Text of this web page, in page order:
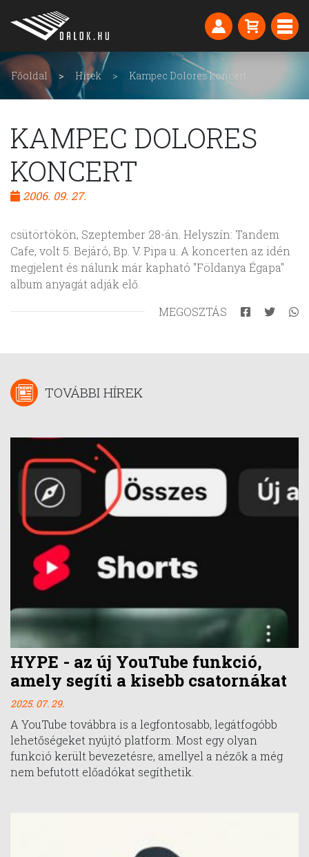
Főoldal Hírek Kampec Dolores koncert
KAMPEC DOLORES
KONCERT
2006. 09. 27.
csütörtökön, Szeptember 28-án. Helyszín: Tandem
Cafe, volt 5. Bejáró, Bp. V. Pipa u. A koncerten az idén
megjelent és nálunk már kapható "Földanya Égapa"
album anyagát adják elő.
MEGOSZTÁS
TOVÁBBI HÍREK
HYPE - az új YouTube funkció,
amely segíti a kisebb csatornákat
2025. 07. 29.
A YouTube továbbra is a legfontosabb, legátfogóbb
lehetőségeket nyújtó platform. Most egy olyan
funkció került bevezetésre, amellyel a nézők a még
nem befutott előadókat segíthetik.